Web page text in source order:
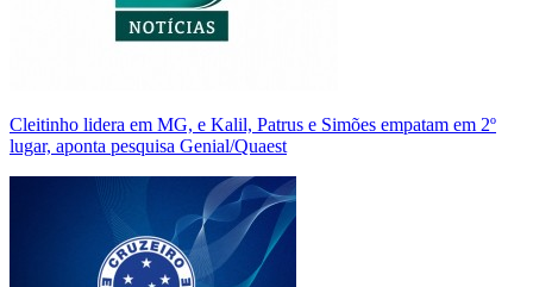
Cleitinho lidera em MG, e Kalil, Patrus e Simões empatam em 2º
lugar, aponta pesquisa Genial/Quaest